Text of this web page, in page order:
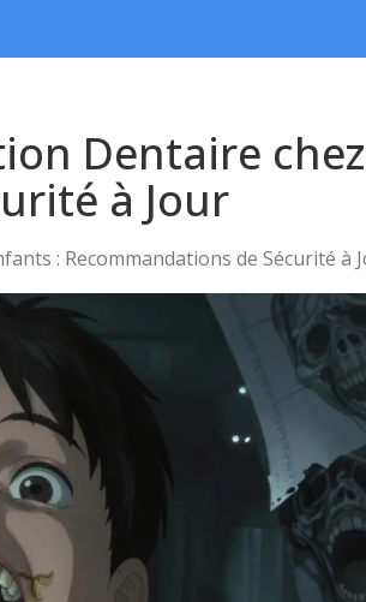
Dentaire
à Jour
: Recommandations de Sécurité à